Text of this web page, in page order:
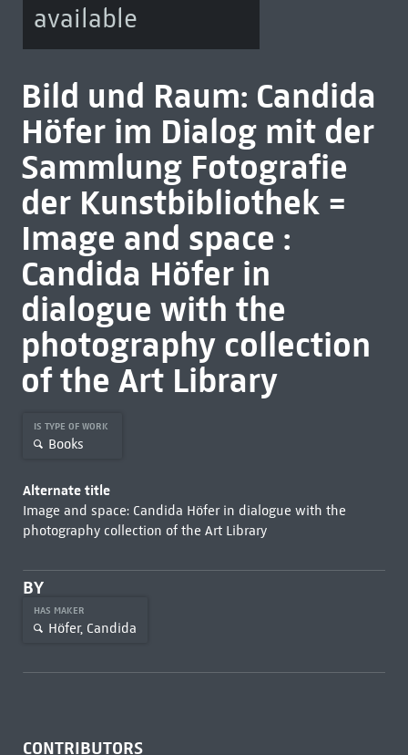
available
Bild und Raum: Candida
Höfer im Dialog mit der
Sammlung Fotografie
der Kunstbibliothek =
Image and space :
Candida Höfer in
dialogue with the
photography collection
of the Art Library
IS TYPE OF WORK
Books
Alternate title
Image and space: Candida Höfer in dialogue with the
photography collection of the Art Library
BY
HAS MAKER
Höfer, Candida
CONTRIBUTORS